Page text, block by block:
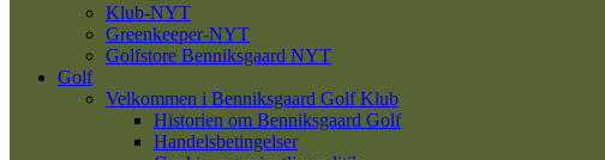
Klub-NYT
Greenkeeper-NYT
Golfstore Benniksgaard NYT
Golf
Velkommen i Benniksgaard Golf Klub
Historien om Benniksgaard Golf
Handelsbetingelser